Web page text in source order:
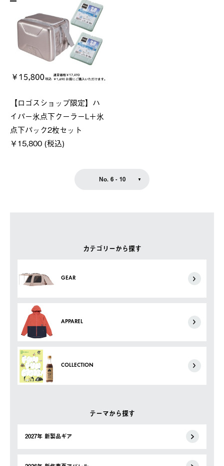
カテゴリーから探す
GEAR
APPAREL
COLLECTION
テーマから探す
2027年 新製品ギア
【ロゴスショップ限定】ハ
イパー氷点下クーラーL＋氷
点下パック2枚セット
￥15,800 (税込)
No. 6 - 10